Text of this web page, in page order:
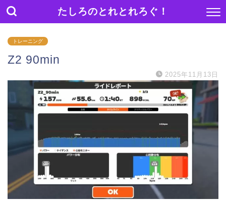
たしろのとれとれろぐ！
トレーニング
Z2 90min
2025年11月13日